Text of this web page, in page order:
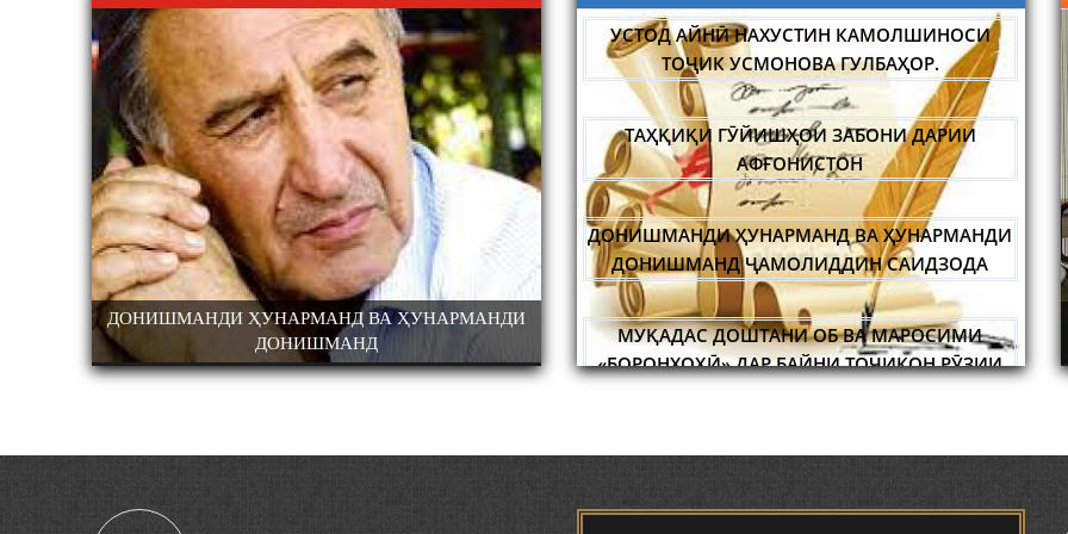
ДОНИШМАНДИ ҲУНАРМАНД ВА ҲУНАРМАНДИ
ДОНИШМАНД
САРНАВИШТИ ЯК ХАЛҚ САДРИДДИН АЙНӢ
УСТОД
УСТОД АЙНӢ НАХУСТИН КАМОЛШИНОСИ
ТОҶИК УСМОНОВА ГУЛБАҲОР.
ТАҲҚИҚИ ГӮЙИШҲОИ ЗАБОНИ ДАРИИ
АФҒОНИСТОН
ДОНИШМАНДИ ҲУНАРМАНД ВА ҲУНАРМАНДИ
ДОНИШМАНД ҶАМОЛИДДИН САИДЗОДА
МУҚАДАС ДОШТАНИ ОБ ВА МАРОСИМИ
«БОРОНХОҲӢ» ДАР БАЙНИ ТОҶИКОН РӮЗИИ
ТОҶИКӢ ДАР ДАВРОНИ ИСТИҚЛОЛ С.
НАЗАРЗОДА
ЗАБОН ВА
РӮДАКИИ
СОЛАГИИ
РӮДАКӢ
КОНФЕРЕНСИЯИ ИЛМИЮ АМАЛӢ БАХШИДА БА
100-СОЛАГИИ ШОИРИ ХАЛҚИИ ТОҶИКИСТОН
АМИНҶОН ШУКУҲӢ
НИШАСТИ НАВБАТИИ МАҲФИЛИ ИЛМӢ -
НАЗАРИИ "СУХАНСАНҶӢ" БАРГУЗОР ГАРДИД.